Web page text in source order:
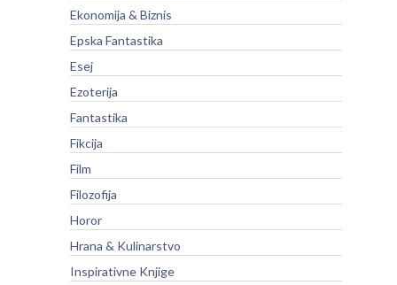
Ekonomija & Biznis
Epska Fantastika
Esej
Ezoterija
Fantastika
Fikcija
Film
Filozofija
Horor
Hrana & Kulinarstvo
Inspirativne Knjige